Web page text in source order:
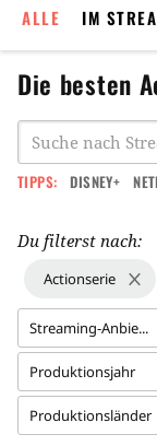
ALLE IM
Die besten
TIPPS: DISNEY+
Du filterst nach:
Actionserie
Streaming-Anbie...
Produktionsjahr
Produktionsländer